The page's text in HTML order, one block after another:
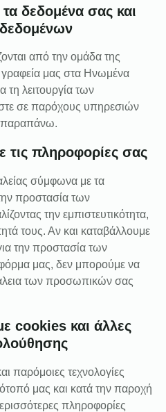
δεδομένα σας και
δεδομένων
από την ομάδα της
γραφεία μας στα Ηνωμένα
λειτουργία των
σε παρόχους υπηρεσιών
παραπάνω.
πληροφορίες σας
σύμφωνα με τα
προστασία των
την εμπιστευτικότητα,
τους. Αν και καταβάλλουμε
την προστασία των
μας, δεν μπορούμε να
των προσωπικών σας
cookies και άλλες
παρόμοιες τεχνολογίες
μας και κατά την παροχή
πληροφορίες